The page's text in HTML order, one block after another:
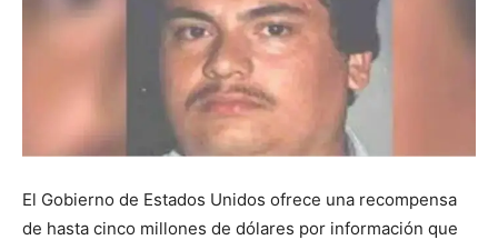
El Gobierno de Estados Unidos ofrece una recompensa
de hasta cinco millones de dólares por información que